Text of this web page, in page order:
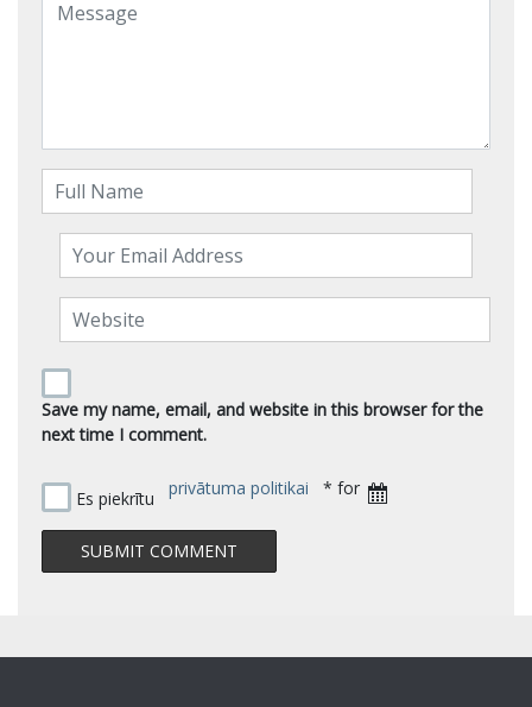
Save my name, email, and website in this browser for the
next time I comment.
Es piekrītu privātuma politikai * for